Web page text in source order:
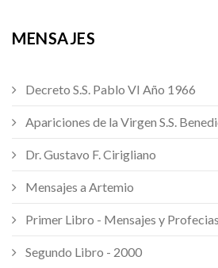
MENSAJES
Decreto S.S. Pablo VI Año 1966
Apariciones de la Virgen S.S.
Dr. Gustavo F. Cirigliano
Mensajes a Artemio
Primer Libro - Mensajes y Profecias
Segundo Libro - 2000